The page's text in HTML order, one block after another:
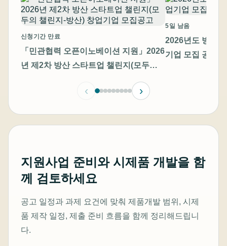
신청기간 만료
「민관협력 오픈이노베이션 지원」2026
년 제2차 방산 스타트업 챌린지(모두의
5일 남음
2026년도 방산
기업 모집 공고
‹ ›
지원사업 준비와 시제품 개발을 함
께 검토하세요
공고 일정과 과제 요건에 맞춰 제품개발 범위, 시제
품 제작 일정, 제출 준비 흐름을 함께 정리해드립니
다.